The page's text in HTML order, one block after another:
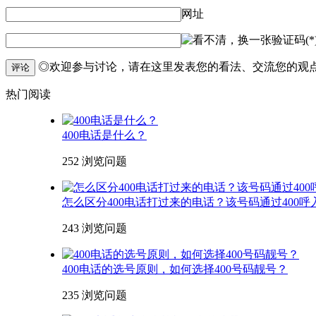
网址
验证码
评论 ◎欢迎参与讨论，请在这里发表您的看法、交流您的观
热门阅读
400电话是什么？
252 浏览问题
怎么区分400电话打过来的电话？该号码通过400呼
243 浏览问题
400电话的选号原则，如何选择400号码靓号？
235 浏览问题